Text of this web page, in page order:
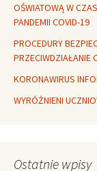
OŚWIATOWĄ W
PANDEMII COVID-19
PROCEDURY
PRZECIWDZIAŁANIE
KORONAWIRUS
WYRÓŻNIENI
Ostatnie wpisy